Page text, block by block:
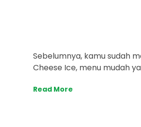
Sebelumnya, kamu sudah
Cheese Ice, menu mudah
Read More